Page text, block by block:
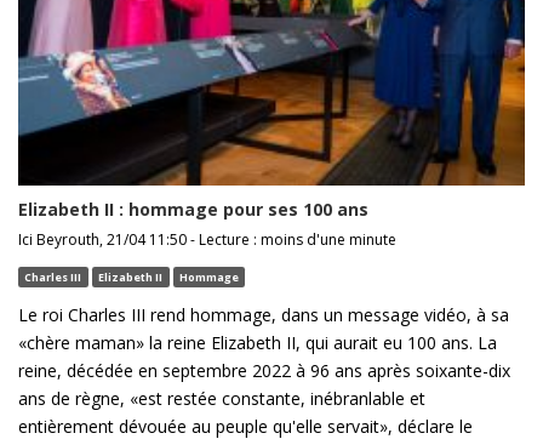
Elizabeth II : hommage pour ses 100 ans
Ici Beyrouth, 21/04 11:50 - Lecture : moins d'une minute
Charles III Elizabeth II Hommage
Le roi Charles III rend hommage, dans un message vidéo, à sa
«chère maman» la reine Elizabeth II, qui aurait eu 100 ans. La
reine, décédée en septembre 2022 à 96 ans après soixante-dix
ans de règne, «est restée constante, inébranlable et
entièrement dévouée au peuple qu'elle servait», déclare le